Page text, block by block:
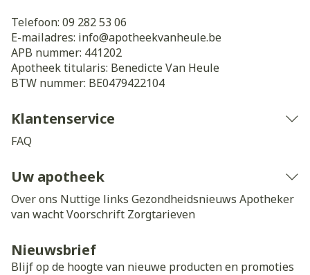
Telefoon: 09 282 53 06
E-mailadres: info@apotheekvanheule.be
APB nummer: 441202
Apotheek titularis: Benedicte Van Heule
BTW nummer: BE0479422104
Klantenservice
FAQ
Uw apotheek
Over ons Nuttige links Gezondheidsnieuws Apotheker
van wachtVoorschrift Zorgtarieven
Nieuwsbrief
Blijf op de hoogte van nieuwe producten en promoties